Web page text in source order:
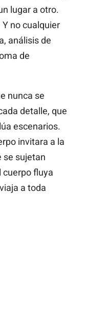
lugar a otro.
no cualquier
análisis de
de
nunca se
detalle, que
escenarios.
invitara a la
se sujetan
cuerpo fluya
a toda